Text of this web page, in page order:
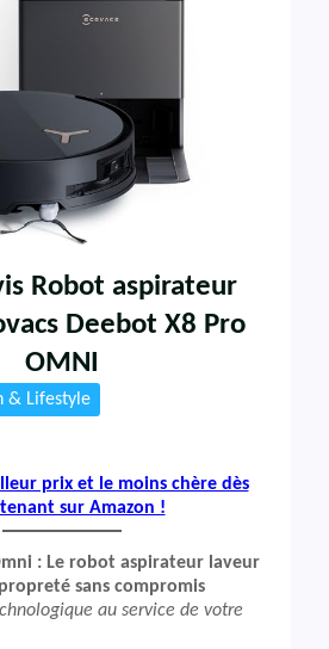
Robot aspirateur
Deebot X8 Pro
OMNI
& Lifestyle
prix et le moins chère dès
sur Amazon !
: Le robot aspirateur laveur
sans compromis
au service de votre